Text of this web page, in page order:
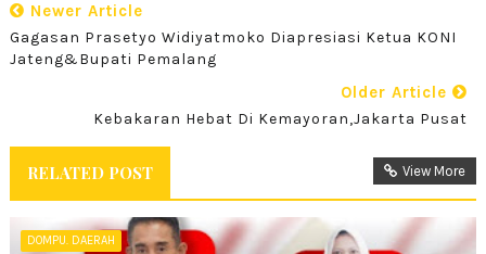
Newer Article
Gagasan Prasetyo Widiyatmoko Diapresiasi Ketua KONI
Jateng&Bupati Pemalang
Older Article
Kebakaran Hebat Di Kemayoran,Jakarta Pusat
RELATED POST View More
DOMPU. DAERAH